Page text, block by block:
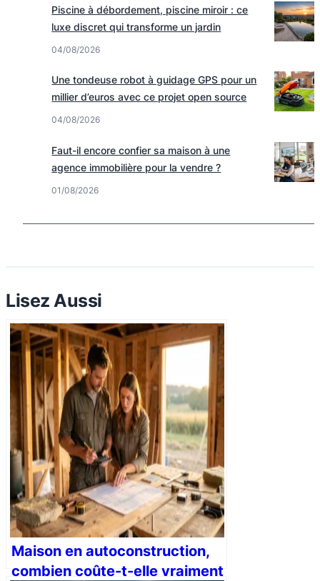
Piscine à débordement, piscine miroir : ce
luxe discret qui transforme un jardin
04/08/2026
Une tondeuse robot à guidage GPS pour un
millier d’euros avec ce projet open source
04/08/2026
Faut-il encore confier sa maison à une
agence immobilière pour la vendre ?
01/08/2026
Lisez Aussi
Maison en autoconstruction,
combien coûte-t-elle vraiment